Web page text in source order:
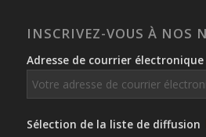
INSCRIVEZ-VOUS À NOS
Adresse de courrier électronique
Sélection de la liste de diffusion